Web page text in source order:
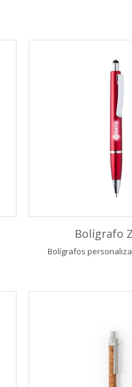
Bolígrafo
Bolígrafos